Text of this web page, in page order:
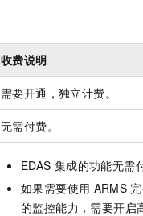
收费说明
需要开通，独立计费。
无需付费。
EDAS 集成的功能无需
如果需要使用 ARMS
的监控能力，需要开启